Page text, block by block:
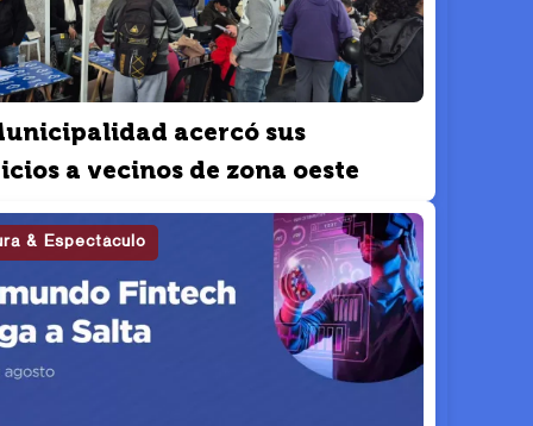
acercó sus
a vecinos de zona oeste
& Espectáculo